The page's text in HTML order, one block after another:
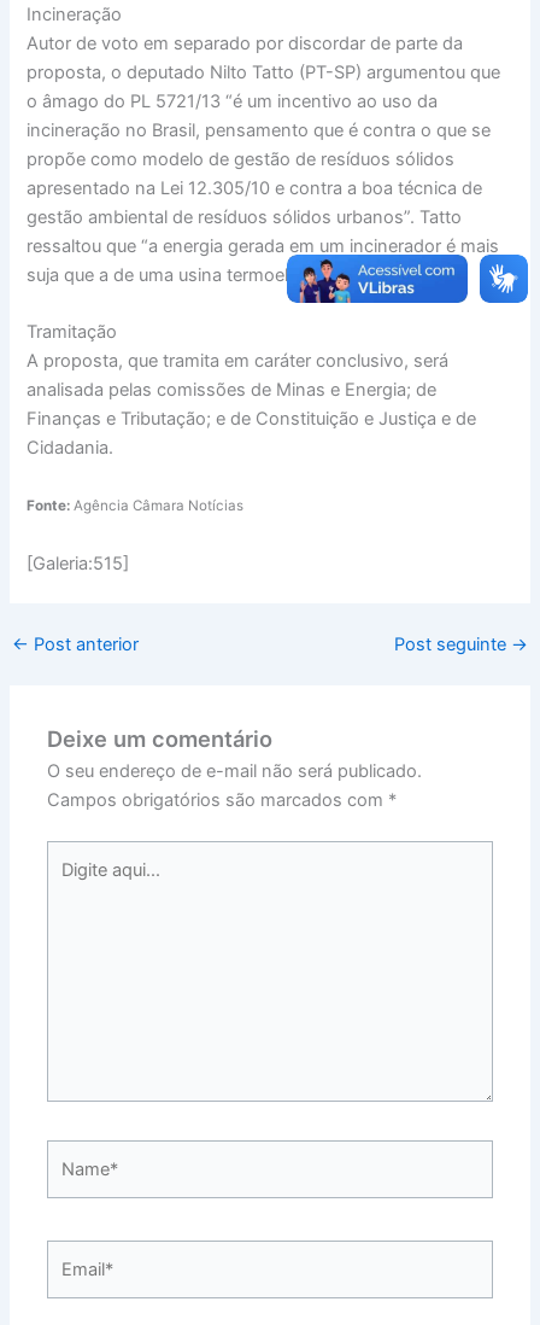
Incineração
Autor de voto em separado por discordar de parte da
proposta, o deputado Nilto Tatto (PT-SP) argumentou que
o âmago do PL 5721/13 “é um incentivo ao uso da
incineração no Brasil, pensamento que é contra o que se
propõe como modelo de gestão de resíduos sólidos
apresentado na Lei 12.305/10 e contra a boa técnica de
gestão ambiental de resíduos sólidos urbanos”. Tatto
ressaltou que “a energia gerada em um incinerador é mais
suja que a de uma usina termoelétrica”.
Tramitação
A proposta, que tramita em caráter conclusivo, será
analisada pelas comissões de Minas e Energia; de
Finanças e Tributação; e de Constituição e Justiça e de
Cidadania.
Fonte: Agência Câmara Notícias
[Galeria:515]
← Post anterior Post seguinte →
Deixe um comentário
O seu endereço de e-mail não será publicado.
Campos obrigatórios são marcados com *
aqui...